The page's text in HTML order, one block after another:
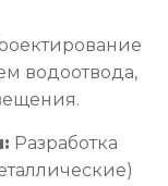
водоотвода,
Разработка